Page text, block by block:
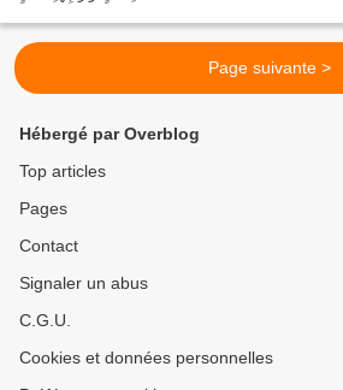
Page suivante >
Hébergé par Overblog
Top articles
Pages
Contact
Signaler un abus
C.G.U.
Cookies et données personnelles